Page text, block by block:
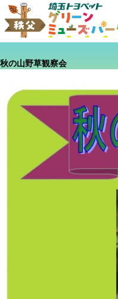
秋の山野草観察会